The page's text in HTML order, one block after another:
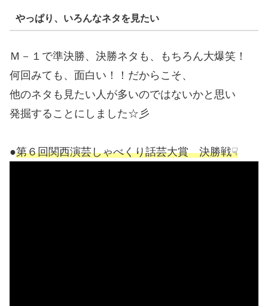
やっぱり、いろんなネタを見たい
Ｍ－１で準決勝、決勝ネタも、もちろん大爆笑！
何回みても、面白い！！だからこそ、
他のネタも見たい人が多いのではないかと思い
発掘することにしました☆彡
●第６回関西演芸しゃべくり話芸大賞 決勝戦☟